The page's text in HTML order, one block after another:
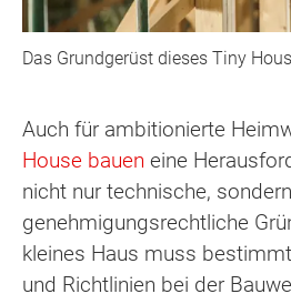
Das Grundgerüst dieses Tiny
Auch für ambitionierte
House bauen eine
nicht nur technische,
genehmigungsrechtliche
kleines Haus muss
und Richtlinien bei der